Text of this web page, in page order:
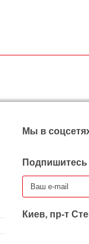
Мы в
Подпишитесь
Киев, пр-т